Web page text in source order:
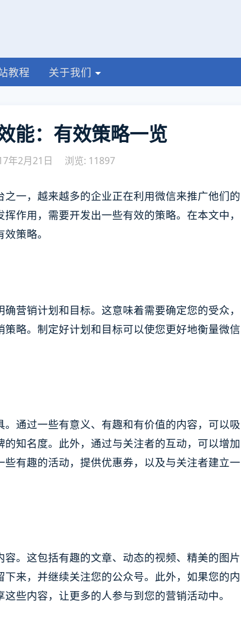
教程 关于我们
能：有效策略一览
年2月21日 浏览: 11897
一，越来越多的企业正在利用微信来推广他们的
作用，需要开发出一些有效的策略。在本文中，
策略。
营销计划和目标。这意味着需要确定您的受众，
略。制定好计划和目标可以使您更好地衡量微信
通过一些有意义、有趣和有价值的内容，可以吸
知名度。此外，通过与关注者的互动，可以增加
有趣的活动，提供优惠券，以及与关注者建立一
。这包括有趣的文章、动态的视频、精美的图片
来，并继续关注您的公众号。此外，如果您的内
些内容，让更多的人参与到您的营销活动中。